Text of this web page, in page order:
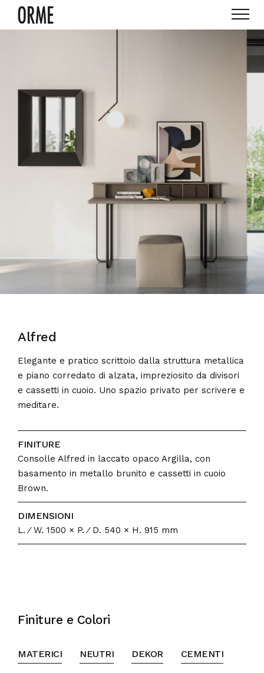
Alfred
Elegante e pratico scrittoio dalla struttura metallica
e piano corredato di alzata, impreziosito da divisori
e cassetti in cuoio. Uno spazio privato per scrivere e
meditare.
FINITURE
Consolle Alfred in laccato opaco Argilla, con
basamento in metallo brunito e cassetti in cuoio
Brown.
DIMENSIONI
L. ⁄ W. 1500 × P. ⁄ D. 540 × H. 915 mm
Finiture e Colori
MATERICI NEUTRI DEKOR CEMENTI